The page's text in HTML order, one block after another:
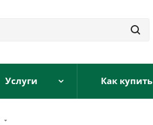
Услуги Как купить